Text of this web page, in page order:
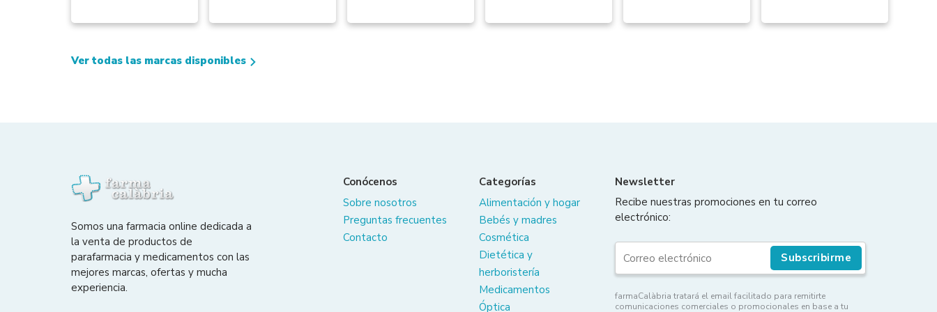
Ver todas las marcas disponibles
Somos una farmacia online dedicada a
la venta de productos de
parafarmacia y medicamentos con las
mejores marcas, ofertas y mucha
experiencia.
Conócenos
Sobre nosotros
Preguntas frecuentes
Contacto
Categorías
Alimentación y hogar
Bebés y madres
Cosmética
Dietética y
herboristería
Medicamentos
Óptica
Newsletter
Recibe nuestras promociones en tu correo
electrónico:
Subscribirme
farmaCalàbria tratará el email facilitado para remitirte
comunicaciones comerciales o promocionales en base a tu